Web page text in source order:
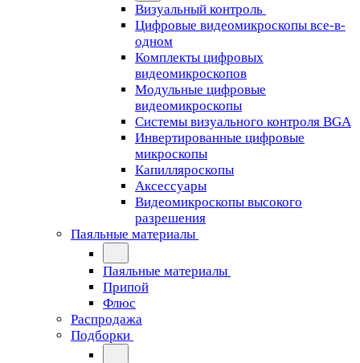
Визуальный контроль
Цифровые видеомикроскопы все-в-
одном
Комплекты цифровых
видеомикроскопов
Модульные цифровые
видеомикроскопы
Cистемы визуального контроля BGA
Инвертированные цифровые
микроскопы
Капилляроскопы
Аксессуары
Видеомикроскопы высокого
разрешения
Паяльные материалы
Паяльные материалы
Припой
Флюс
Распродажа
Подборки